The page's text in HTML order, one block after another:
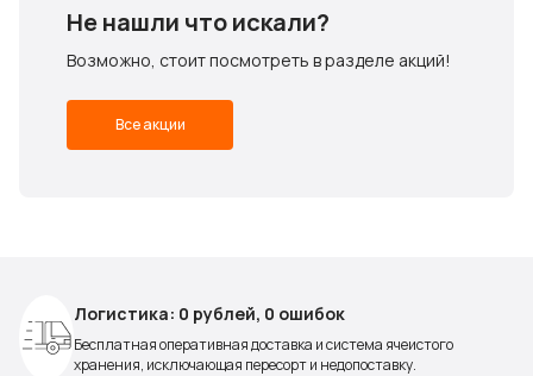
Не нашли что искали?
Возможно, стоит посмотреть в разделе акций!
Все акции
Логистика: 0 рублей, 0 ошибок
Бесплатная оперативная доставка и система ячеистого
хранения, исключающая пересорт и недопоставку.